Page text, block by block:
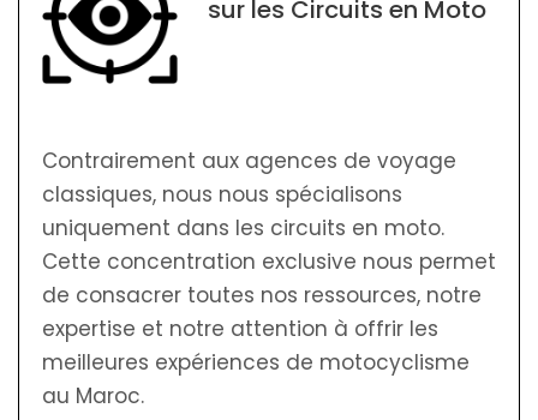
sur les Circuits en Moto
Contrairement aux agences de voyage
classiques, nous nous spécialisons
uniquement dans les circuits en moto.
Cette concentration exclusive nous permet
de consacrer toutes nos ressources, notre
expertise et notre attention à offrir les
meilleures expériences de motocyclisme
au Maroc.